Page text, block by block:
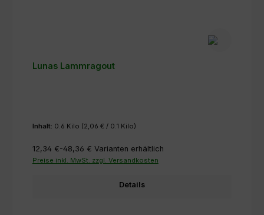
Lunas Lammragout
Inhalt: 0.6 Kilo (2,06 € / 0.1 Kilo)
12,34 €-48,36 € Varianten erhältlich
Preise inkl. MwSt. zzgl. Versandkosten
Details